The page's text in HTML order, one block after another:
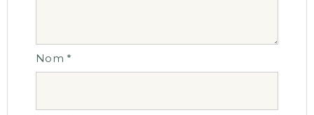
Nom*